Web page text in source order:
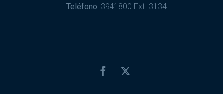
Teléfono: 3941800 Ext. 3134